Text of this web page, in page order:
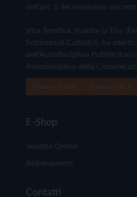
dell'art. 5 del medesimo decreto
Vita Trentina, tramite la Fisc
Settimanali Cattolici), ha
dell'Autodisciplina
Autodisciplina della
E-Shop
Vendita Online
Abbonamenti
Contatti